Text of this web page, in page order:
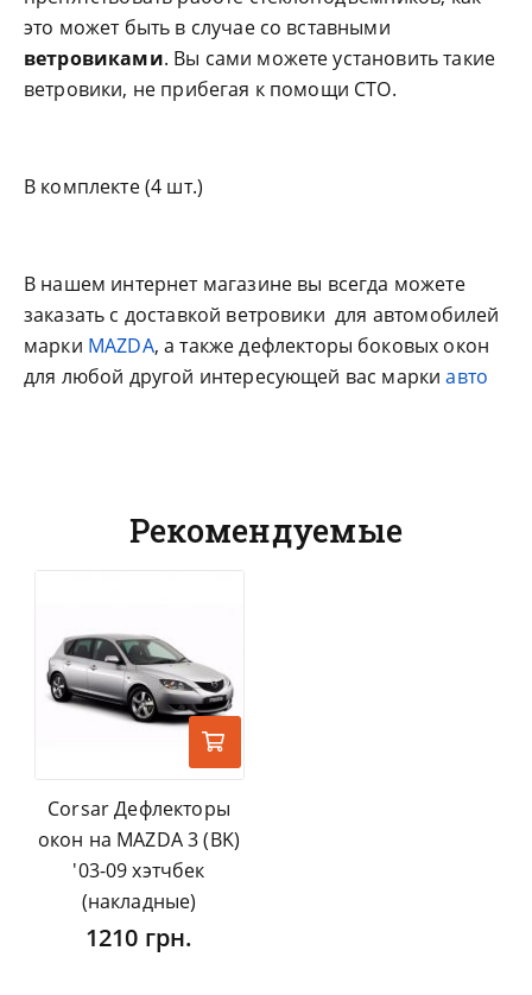
это может быть в случае со вставными
ветровиками. Вы сами можете установить такие
ветровики, не прибегая к помощи СТО.
В комплекте (4 шт.)
В нашем интернет магазине вы всегда можете
заказать с доставкой ветровики для автомобилей
марки MAZDA, а также дефлекторы боковых окон
для любой другой интересующей вас маркиавто
Рекомендуемые
Corsar Дефлекторы
окон на MAZDA 3 (BK)
'03-09 хэтчбек
(накладные)
1210 грн.